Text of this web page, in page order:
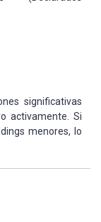
significativas
activamente. Si
menores, lo